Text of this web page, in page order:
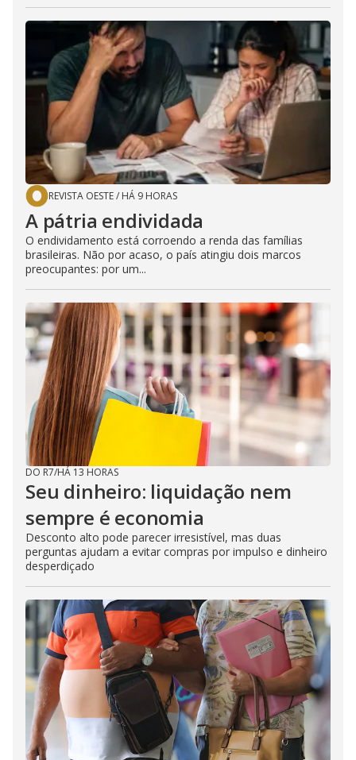
REVISTA OESTE/ HÁ 9 HORAS
A pátria endividada
O endividamento está corroendo a renda das famílias
brasileiras. Não por acaso, o país atingiu dois marcos
preocupantes: por um...
DO R7/HÁ 13 HORAS
Seu dinheiro: liquidação nem
sempre é economia
Desconto alto pode parecer irresistível, mas duas
perguntas ajudam a evitar compras por impulso e dinheiro
desperdiçado